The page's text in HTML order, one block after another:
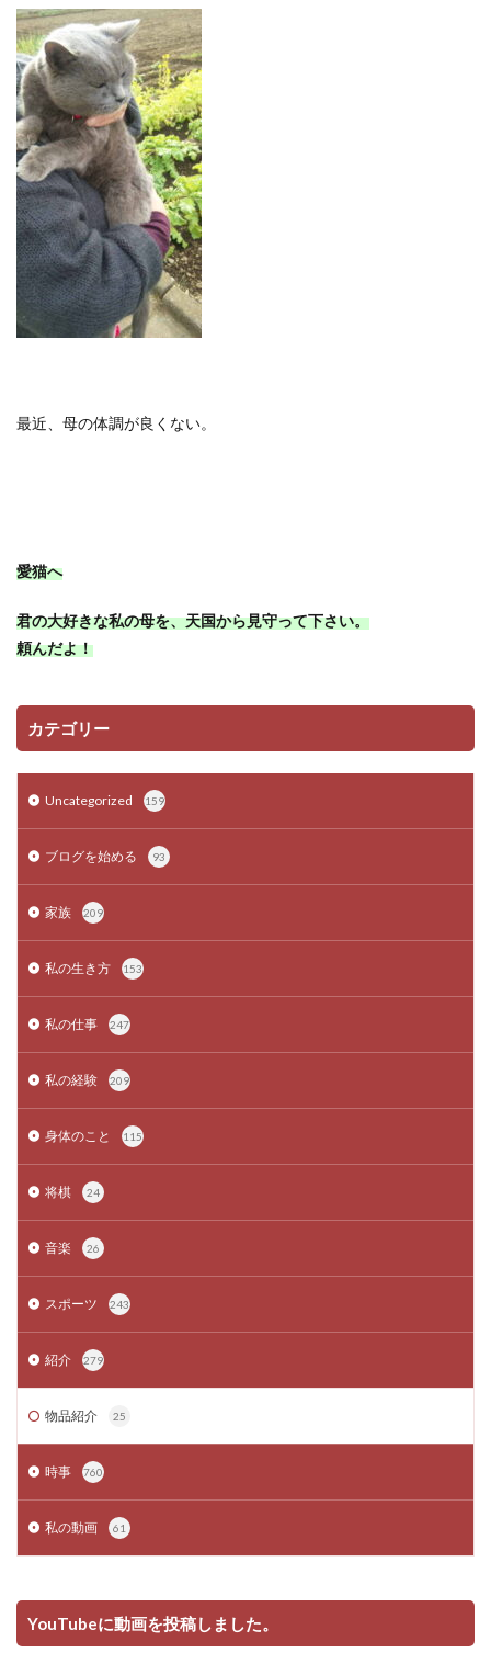
最近、母の体調が良くない。
愛猫へ
君の大好きな私の母を、天国から見守って下さい。
頼んだよ！
カテゴリー
Uncategorized 159
ブログを始める 93
家族 209
私の生き方 153
私の仕事 247
私の経験 209
身体のこと 115
将棋 24
音楽 26
スポーツ 243
紹介 279
物品紹介 25
時事 760
私の動画 61
YouTubeに動画を投稿しました。